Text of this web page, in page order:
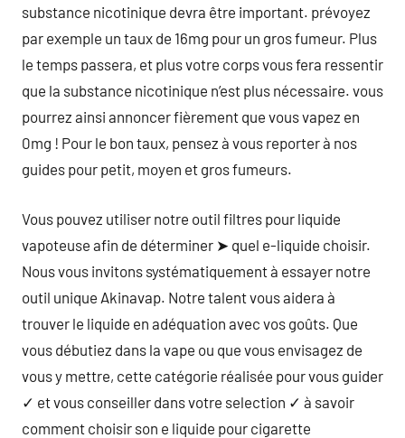
substance nicotinique devra être important. prévoyez
par exemple un taux de 16mg pour un gros fumeur. Plus
le temps passera, et plus votre corps vous fera ressentir
que la substance nicotinique n’est plus nécessaire. vous
pourrez ainsi annoncer fièrement que vous vapez en
0mg ! Pour le bon taux, pensez à vous reporter à nos
guides pour petit, moyen et gros fumeurs.
Vous pouvez utiliser notre outil filtres pour liquide
vapoteuse afin de déterminer ➤ quel e-liquide choisir.
Nous vous invitons systématiquement à essayer notre
outil unique Akinavap. Notre talent vous aidera à
trouver le liquide en adéquation avec vos goûts. Que
vous débutiez dans la vape ou que vous envisagez de
vous y mettre, cette catégorie réalisée pour vous guider
✓ et vous conseiller dans votre selection ✓ à savoir
comment choisir son e liquide pour cigarette